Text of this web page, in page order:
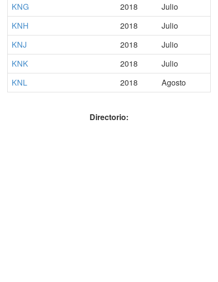
KNG
2018
Julio
KNH
2018
Julio
KNJ
2018
Julio
KNK
2018
Julio
KNL
2018 Agosto
Directorio: